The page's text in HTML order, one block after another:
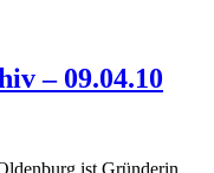
– 09.04.10